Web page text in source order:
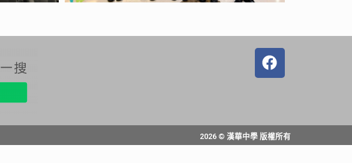
2026 © 漢華中學 版權所有